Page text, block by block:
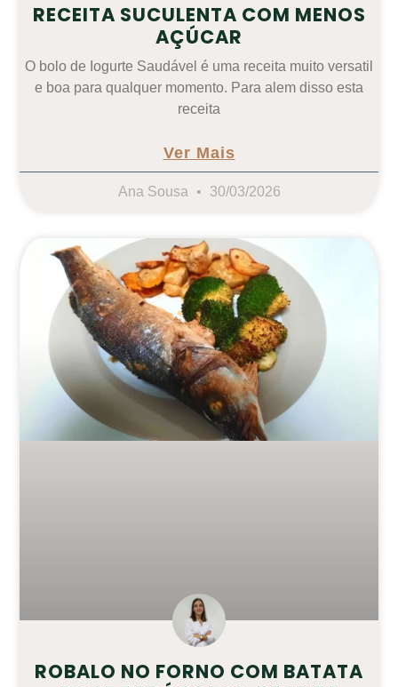
RECEITA SUCULENTA COM MENOS
AÇÚCAR
O bolo de Iogurte Saudável é uma receita muito versatil
e boa para qualquer momento. Para alem disso esta
receita
Ver Mais
Ana Sousa 30/03/2026
ROBALO NO FORNO COM BATATA